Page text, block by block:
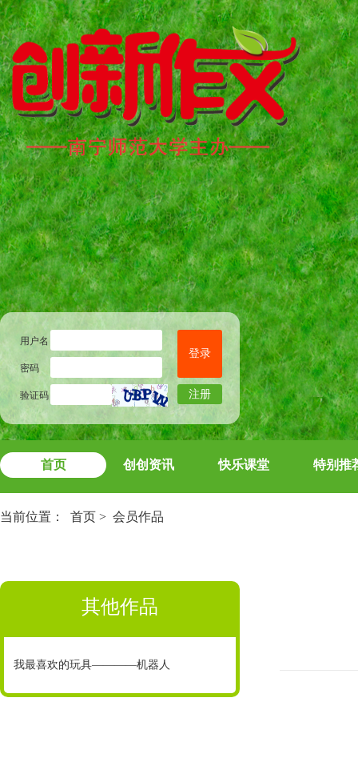
用户名
密码
验证码
登录
注册
首页 创创资讯 快乐课堂 特别推
当前位置： 首页 > 会员作品
其他作品
我最喜欢的玩具————机器人